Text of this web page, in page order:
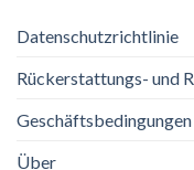
Datenschutzrichtlinie
Rückerstattungs- und
Geschäftsbedingungen
Über